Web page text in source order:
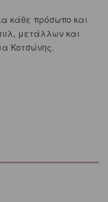
κάθε πρόσωπο και
μετάλλων και
Κοτσώνης.